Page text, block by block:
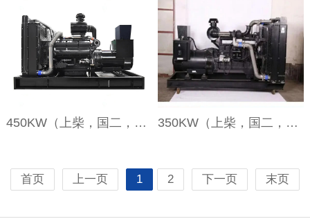
450KW（上柴，国二，裸机） 350KW（上柴，国二，裸机）
首页 上一页 1 2 下一页 末页